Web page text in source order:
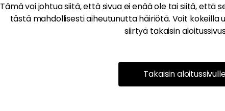
Tämä voi johtua siitä, että sivua ei enää ole tai siitä, että
tästä mahdollisesti aiheutunutta häiriötä. Voit kokeilla
siirtyä takaisin
Takaisin